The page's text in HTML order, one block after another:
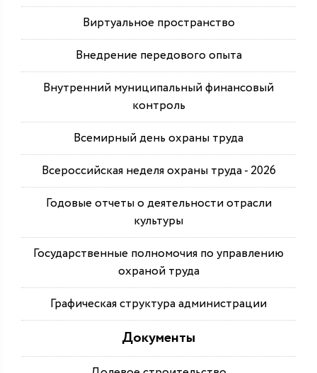
Виртуальное пространство
Внедрение передового опыта
Внутренний муниципальный финансовый
контроль
Всемирный день охраны труда
Всероссийская неделя охраны труда - 2026
Годовые отчеты о деятельности отрасли
культуры
Государственные полномочия по управлению
охраной труда
Графическая структура администрации
Документы